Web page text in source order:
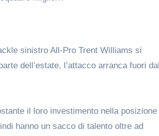
sinistro All-Pro Trent Williams si
dell’estate, l’attacco arranca fuori dal
il loro investimento nella posizione
hanno un sacco di talento oltre ad